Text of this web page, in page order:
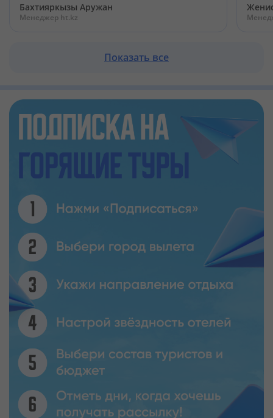
Бахтияркызы Аружан
Менеджер ht.kz
Показать все